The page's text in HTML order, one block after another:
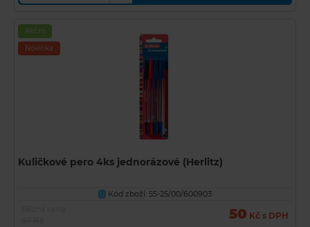
Akční
Novinka
Kuličkové pero 4ks jednorázové (Herlitz)
U
Kód zboží: 55-25/00/600903
50 Kč s DPH